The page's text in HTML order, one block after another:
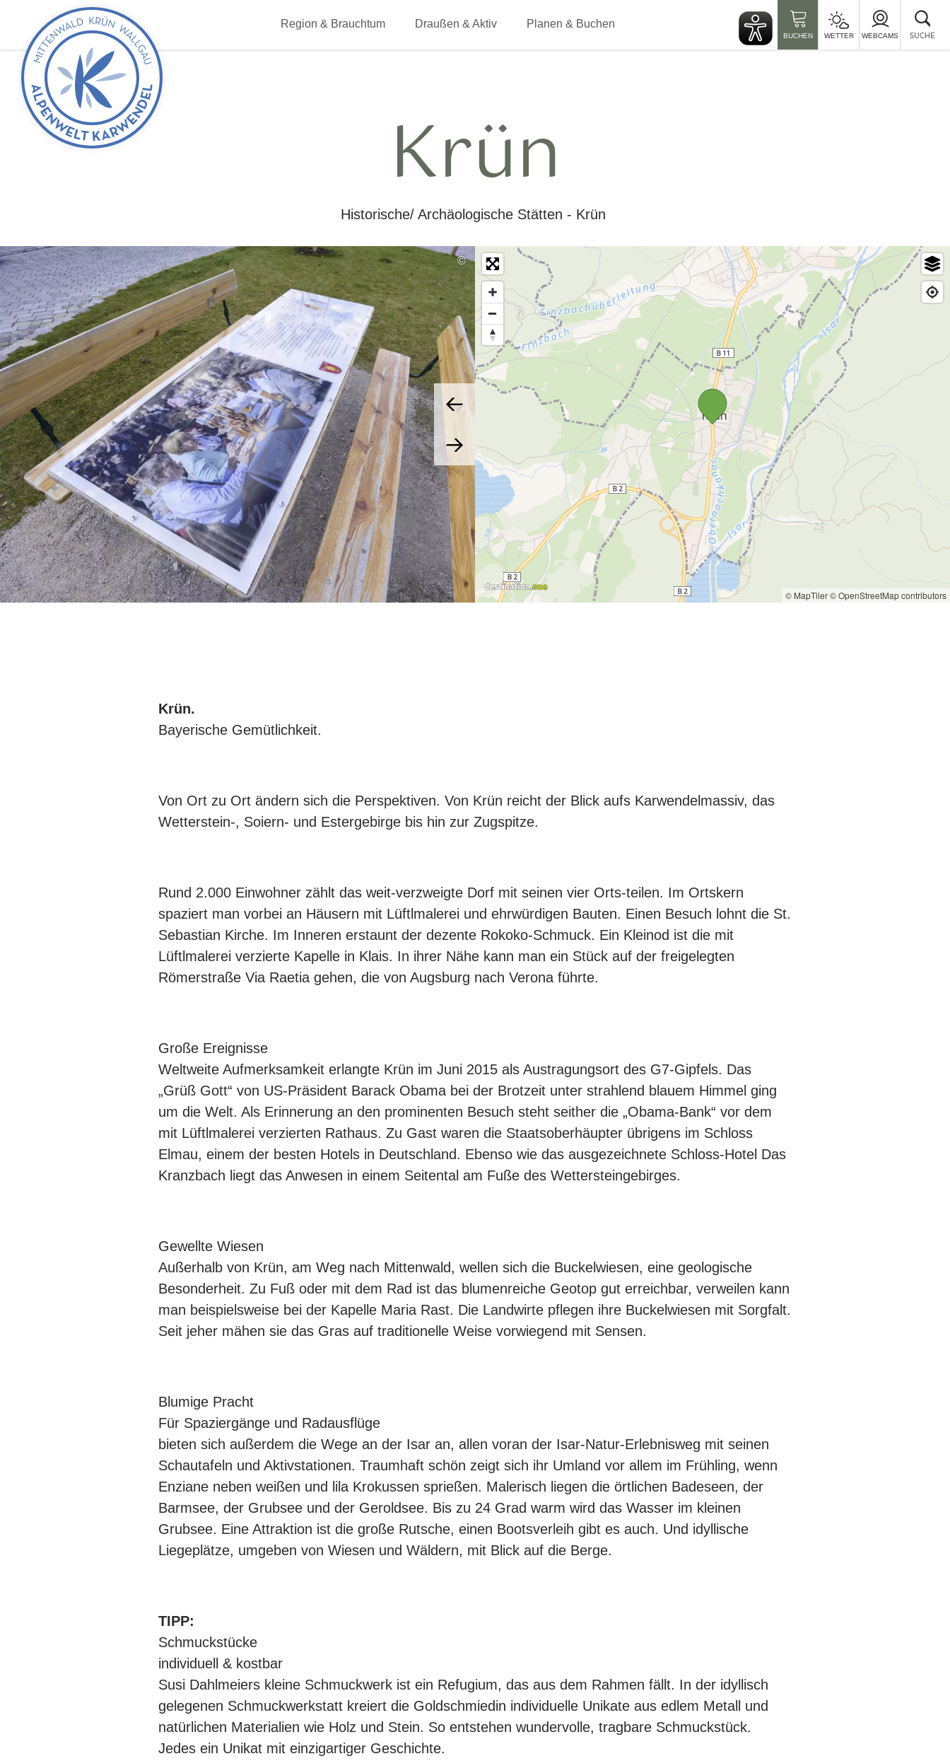
Region & Brauchtum Draußen & Aktiv Planen & Buchen
BUCHEN WETTER WEBCAMS SUCHE
zurück
zur
Startseite
Krün
Historische/ Archäologische Stätten - Krün
© ©
© MapTiler© OpenStreetMap contributors
Krün.
Bayerische Gemütlichkeit.
Von Ort zu Ort ändern sich die Perspektiven. Von Krün reicht der Blick aufs Karwendelmassiv, das
Wetterstein-, Soiern- und Estergebirge bis hin zur Zugspitze.
Rund 2.000 Einwohner zählt das weit-verzweigte Dorf mit seinen vier Orts-teilen. Im Ortskern
spaziert man vorbei an Häusern mit Lüftlmalerei und ehrwürdigen Bauten. Einen Besuch lohnt die St.
Sebastian Kirche. Im Inneren erstaunt der dezente Rokoko-Schmuck. Ein Kleinod ist die mit
Lüftlmalerei verzierte Kapelle in Klais. In ihrer Nähe kann man ein Stück auf der freigelegten
Römerstraße Via Raetia gehen, die von Augsburg nach Verona führte.
Große Ereignisse
Weltweite Aufmerksamkeit erlangte Krün im Juni 2015 als Austragungsort des G7-Gipfels. Das
„Grüß Gott“ von US-Präsident Barack Obama bei der Brotzeit unter strahlend blauem Himmel ging
um die Welt. Als Erinnerung an den prominenten Besuch steht seither die „Obama-Bank“ vor dem
mit Lüftlmalerei verzierten Rathaus. Zu Gast waren die Staatsoberhäupter übrigens im Schloss
Elmau, einem der besten Hotels in Deutschland. Ebenso wie das ausgezeichnete Schloss-Hotel Das
Kranzbach liegt das Anwesen in einem Seitental am Fuße des Wettersteingebirges.
Gewellte Wiesen
Außerhalb von Krün, am Weg nach Mittenwald, wellen sich die Buckelwiesen, eine geologische
Besonderheit. Zu Fuß oder mit dem Rad ist das blumenreiche Geotop gut erreichbar, verweilen kann
man beispielsweise bei der Kapelle Maria Rast. Die Landwirte pflegen ihre Buckelwiesen mit Sorgfalt.
Seit jeher mähen sie das Gras auf traditionelle Weise vorwiegend mit Sensen.
Blumige Pracht
Für Spaziergänge und Radausflüge
bieten sich außerdem die Wege an der Isar an, allen voran der Isar-Natur-Erlebnisweg mit seinen
Schautafeln und Aktivstationen. Traumhaft schön zeigt sich ihr Umland vor allem im Frühling, wenn
Enziane neben weißen und lila Krokussen sprießen. Malerisch liegen die örtlichen Badeseen, der
Barmsee, der Grubsee und der Geroldsee. Bis zu 24 Grad warm wird das Wasser im kleinen
Grubsee. Eine Attraktion ist die große Rutsche, einen Bootsverleih gibt es auch. Und idyllische
Liegeplätze, umgeben von Wiesen und Wäldern, mit Blick auf die Berge.
TIPP:
Schmuckstücke
individuell & kostbar
Susi Dahlmeiers kleine Schmuckwerk ist ein Refugium, das aus dem Rahmen fällt. In der idyllisch
gelegenen Schmuckwerkstatt kreiert die Goldschmiedin individuelle Unikate aus edlem Metall und
natürlichen Materialien wie Holz und Stein. So entstehen wundervolle, tragbare Schmuckstück.
Jedes ein Unikat mit einzigartiger Geschichte.